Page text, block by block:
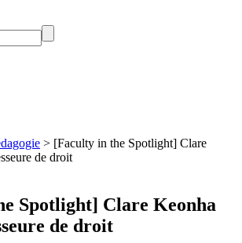
> [Faculty in the Spotlight] Clare
de droit
Spotlight] Clare Keonha
de droit